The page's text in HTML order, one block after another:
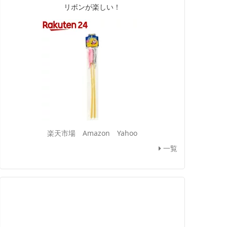
リボンが楽しい！
楽天市場 Amazon
Yahoo
一覧